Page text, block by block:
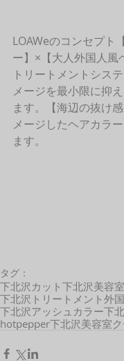
LOAWeのコンセプト
ー】×【大人外国人風
トリートメントシス
メージを最小限に抑
ます。【海辺の抜け
メージしたヘアカラ
ます。
タグ：
下北沢カット 下北沢美容
下北沢トリートメント 外
下北沢アッシュカラー下
hotpepper下北沢美容室ク